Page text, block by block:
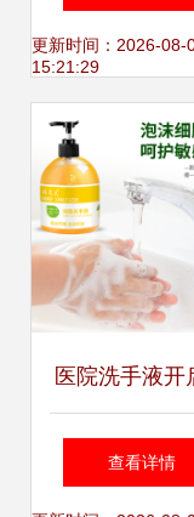
护手又省钱的
套装
更新时间：2026-08-
15:21:29
医院洗手液开
的有效期知多
查看详情